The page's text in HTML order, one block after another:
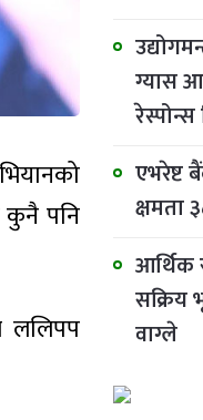
कुनै पनि
ललिपप
ग्यास
एभरेष्ट
क्षमता
आर्थिक
सक्रिय
वाग्ले